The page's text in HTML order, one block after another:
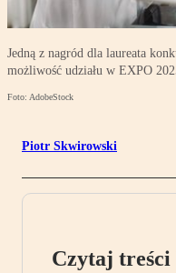
Jedną z nagród dla laureata
możliwość udziału w EXPO
Foto: AdobeStock
Piotr Skwirowski
Czytaj treści